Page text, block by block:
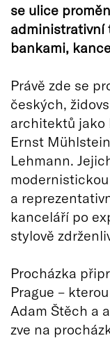
se ulice
administrativní
bankami,
Právě zde se
českých,
architektů jako
Ernst
Lehmann.
a
kanceláří po
stylově
Procházka
Prague –
Adam Štěch a
zve na